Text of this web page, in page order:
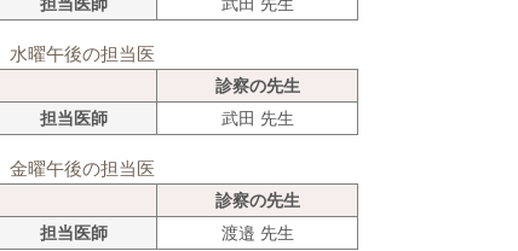
水曜午後の担当医
診察の先生
担当医師
武田 先生
金曜午後の担当医
診察の先生
担当医師
渡邉 先生